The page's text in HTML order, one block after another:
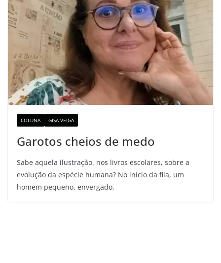
COLUNA GISA VEIGA
Garotos cheios de medo
Sabe aquela ilustração, nos livros escolares, sobre a
evolução da espécie humana? No início da fila, um
homem pequeno, envergado,